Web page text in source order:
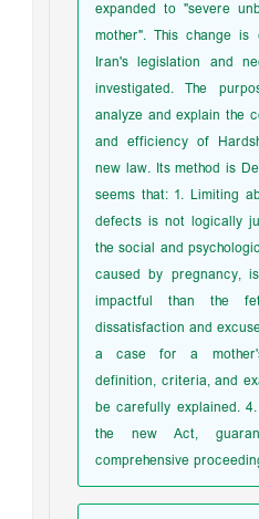
expanded to "severe
mother". This change
Iran's legislation and
investigated. The
analyze and explain the
and efficiency of
new law. Its method is
seems that: 1. Limiting
defects is not logically
the social and
caused by pregnancy,
impactful than the
dissatisfaction and
a case for a
definition, criteria, and
be carefully explained.
the new Act,
comprehensive